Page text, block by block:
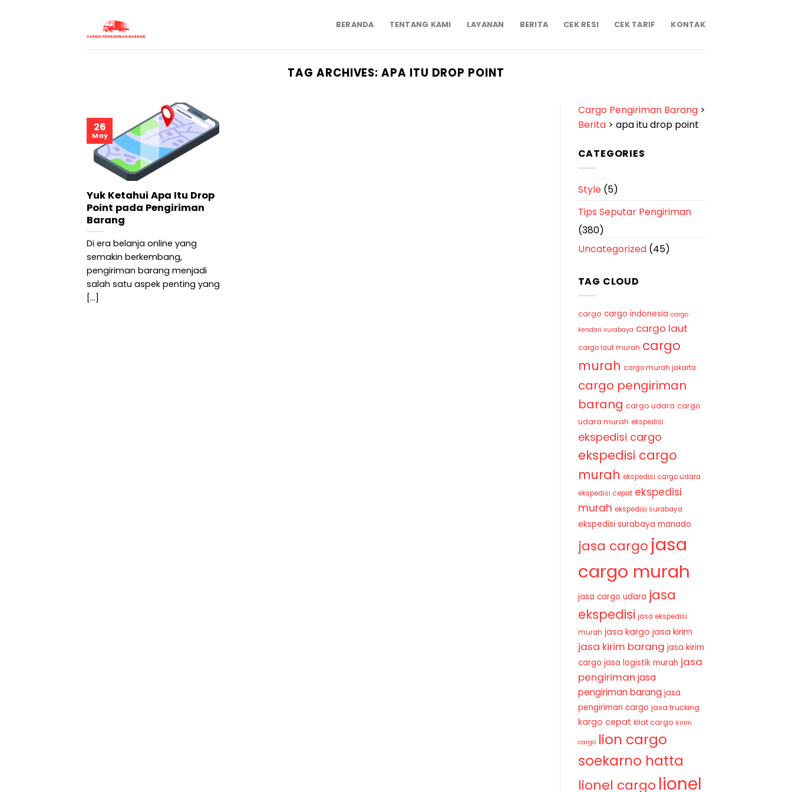
BERANDA TENTANG KAMI LAYANAN BERITA CEK RESI CEK TARIF KONTAK
TAG ARCHIVES:APA ITU DROP POINT
Yuk Ketahui Apa Itu Drop
Point pada Pengiriman
Barang
Di era belanja online yang
semakin berkembang,
pengiriman barang menjadi
salah satu aspek penting yang
[...]
26
May
Cargo Pengiriman Barang>
Berita> apa itu drop point
CATEGORIES
Style(5)
Tips Seputar Pengiriman
(380)
Uncategorized(45)
TAG CLOUD
cargo cargo indonesia cargo
kendari surabaya cargo laut
cargo laut murah cargo
murah cargo murah jakarta
cargo pengiriman
barang cargo udara cargo
udara murah ekspedisi
ekspedisi cargo
ekspedisi cargo
murah ekspedisi cargo udara
ekspedisi cepat ekspedisi
murah ekspedisi surabaya
ekspedisi surabaya manado
jasa cargo jasa
cargo murah
jasa cargo udara jasa
ekspedisi jasa ekspedisi
murah jasa kargo jasa kirim
jasa kirim barang jasa kirim
cargo jasa logistik murah jasa
pengiriman jasa
pengiriman barang jasa
pengiriman cargo jasa trucking
kargo cepat kilat cargo kirim
cargo lion cargo
soekarno hatta
lionel cargo lionel